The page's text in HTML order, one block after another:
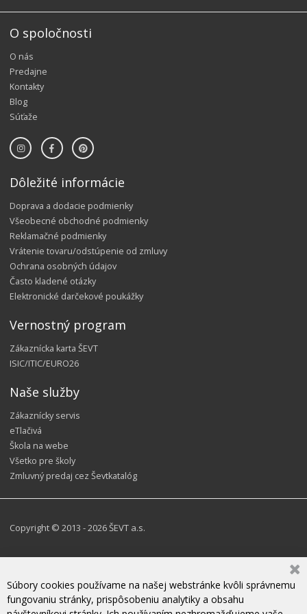
O spoločnosti
O nás
Predajne
Kontakty
Blog
Súťaže
Dôležité informácie
Doprava a dodacie podmienky
Všeobecné obchodné podmienky
Reklamačné podmienky
Vrátenie tovaru/odstúpenie od zmluvy
Ochrana osobných údajov
Často kladené otázky
Elektronické darčekové poukážky
Vernostný program
Zákaznícka karta ŠEVT
ISIC/ITIC/EURO26
Naše služby
Zákaznícky servis
eTlačivá
Škola na webe
Všetko pre školy
Zmluvný predaj cez Ševtkatalóg
Copyright © 2013 - 2026 ŠEVT a.s.
Súbory cookies používame na našej webstránke kvôli správnemu
fungovaniu stránky, prispôsobeniu analytiky a obsahu